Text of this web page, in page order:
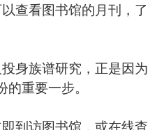
查看图书馆的月刊，
身族谱研究，正是因
重要一步。
到访图书馆，或在线